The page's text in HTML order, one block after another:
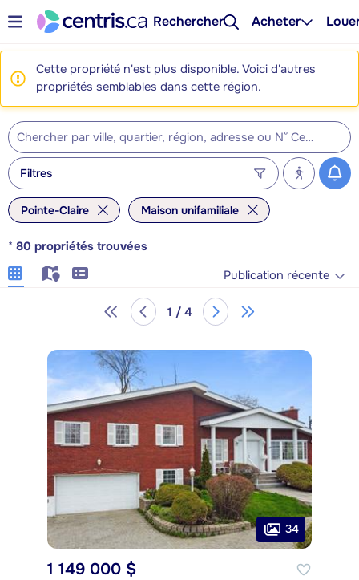
Rechercher Acheter
Cette propriété n'est plus disponible. Voici d'autres
propriétés semblables dans cette région.
Filtres
Pointe-Claire Maison unifamiliale
* 80 propriétés trouvées
Publication récente
1 / 4
34
1 149 000 $